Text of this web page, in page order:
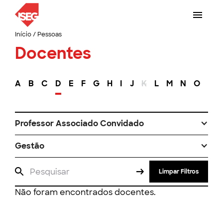
Início/ Pessoas
Docentes
A B C D E F G H I J K L M N O
Professor Associado Convidado
Gestão
Limpar Filtros
Não foram encontrados docentes.